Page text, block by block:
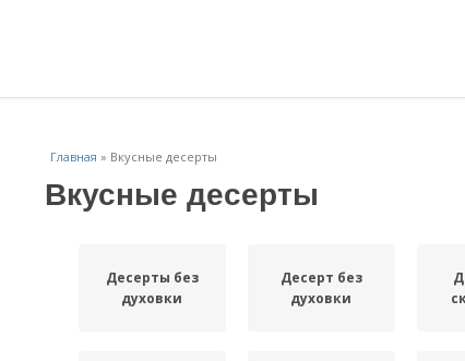
Главная » Вкусные десерты
Вкусные десерты
Десерты без
духовки
Десерт без
духовки